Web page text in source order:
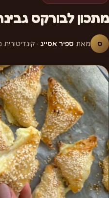
מתכון לבורקס
ס מאת ספיר אסייג ·